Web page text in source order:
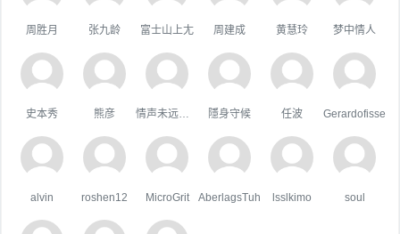
周胜月 张九龄 富士山上尢 周建成 黄慧玲 梦中情人
史本秀 熊彦 隱身守候 任波 Gerardofisse
alvin roshen12 MicroGrit AberlagsTuh lsslkimo soul